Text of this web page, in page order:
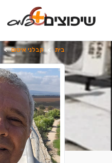
בית > קבלני איטום >